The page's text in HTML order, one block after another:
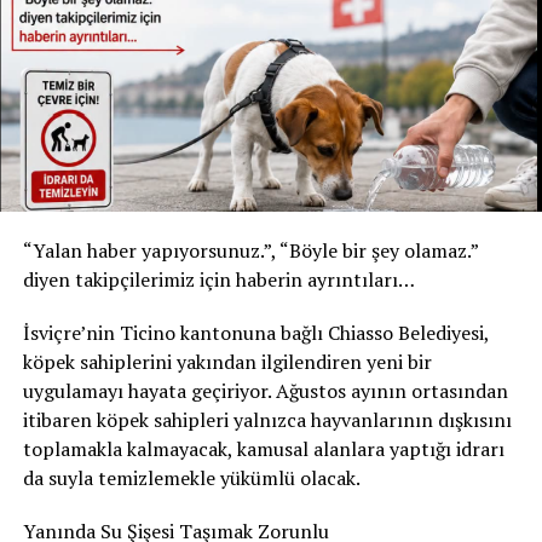
#Switzerland #ÇalışanHakları #ArbeitnehmerRechte
#NeuchâtelKararı #NeuenburgUrteil
#KartBasmaZorunluluğu #StempelnPflicht
#İşverenHakları #ArbeitgeberRechte #İsviçreAdaleti
#SchweizerRecht #TuvaletMoları #WCpausen #Sendika
#Gewerkschaft #neuenburg #neuchatel
UP NEXT
TİCİNO’DA REŞİT OLMAYANLARIN PEDOFİL AVLAMA
OPERASYONU: LİDER 13 YAŞINDA
DON'T MISS
İSVİÇRELİLER ŞEHİRLERİ TERK EDİYOR – NEDENLERİ
NELER?
* Kızılay Doğal Maden Suyu
* Şişe: 200 ml
* Son tüketim tarihi: 31 Temmuz 2027
* Kızılay Elma Aromalı Gazlı İçecek
* Şişe: 200 ml
* Son tüketim tarihi: 20 Şubat 2027
ürünlerin geri çağırma kapsamında olduğunu belirtti.
Akar Swiss AG, tüketicilerden belirtilen ürünleri
kesinlikle tüketmemelerini istedi. Geri çağırma
kapsamındaki içecekler, satın alma fişi ibraz edilmeden
satın alındıkları market veya satış noktasına teslim
edilebilecek. Ürün bedeli tüketicilere tam olarak iade
“Yalan haber yapıyorsunuz.”, “Böyle bir şey olamaz.”
diyen takipçilerimiz için haberin ayrıntıları…
İsviçre’nin Ticino kantonuna bağlı Chiasso Belediyesi,
köpek sahiplerini yakından ilgilendiren yeni bir
uygulamayı hayata geçiriyor. Ağustos ayının ortasından
itibaren köpek sahipleri yalnızca hayvanlarının dışkısını
toplamakla kalmayacak, kamusal alanlara yaptığı idrarı
da suyla temizlemekle yükümlü olacak.
Yanında Su Şişesi Taşımak Zorunlu